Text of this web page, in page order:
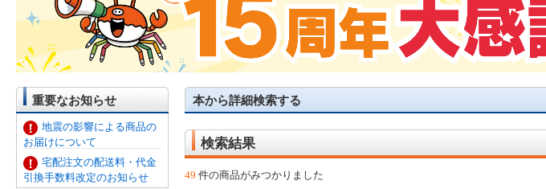
重要なお知らせ
地震の影響による商品の
お届けについて
宅配注文の配送料・代金
引換手数料改定のお知らせ
本から詳細検索する
検索結果
49 件の商品がみつかりました